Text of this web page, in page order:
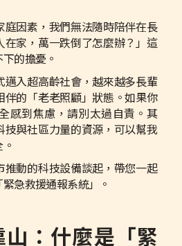
庭因素，我們無法隨時陪伴在長
在家，萬一跌倒了怎麼辦？」這
的擔憂。
邁入超高齡社會，越來越多長輩
伴的「老老照顧」狀態。如果你
感到焦慮，請別太過自責。其
技與社區力量的資源，可以幫我
推動的科技設備談起，帶您一起
急救援通報系統」。
：什麼是「緊